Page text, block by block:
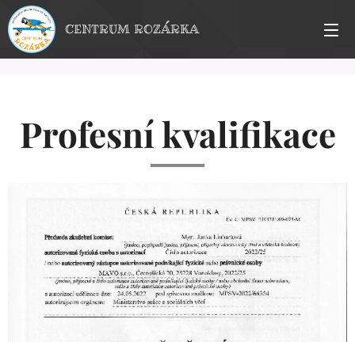
CENTRUM ROZÁRKA
Profesní kvalifikace